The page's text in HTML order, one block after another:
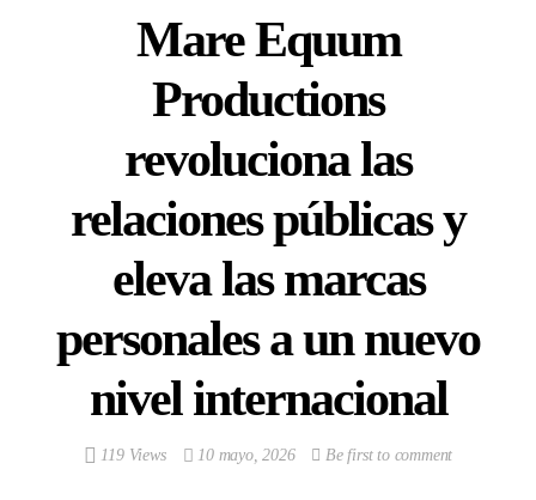
Mare Equum
Productions
revoluciona las
relaciones públicas y
eleva las marcas
personales a un nuevo
nivel internacional
119 Views 10 mayo, 2026 Be first to comment